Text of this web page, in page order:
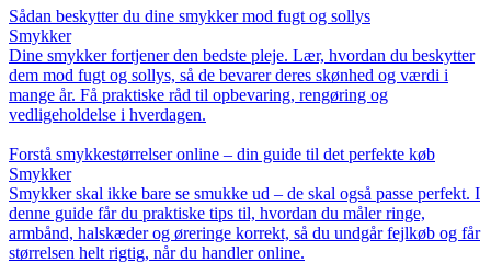
Sådan beskytter du dine smykker mod fugt og sollys
Smykker
Dine smykker fortjener den bedste pleje. Lær, hvordan du beskytter
dem mod fugt og sollys, så de bevarer deres skønhed og værdi i
mange år. Få praktiske råd til opbevaring, rengøring og
vedligeholdelse i hverdagen.
Forstå smykkestørrelser online – din guide til det perfekte køb
Smykker
Smykker skal ikke bare se smukke ud – de skal også passe perfekt. I
denne guide får du praktiske tips til, hvordan du måler ringe,
armbånd, halskæder og øreringe korrekt, så du undgår fejlkøb og får
størrelsen helt rigtig, når du handler online.